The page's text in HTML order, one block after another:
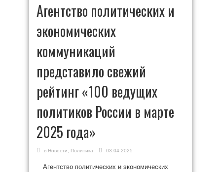
Агентство политических и
экономических
коммуникаций
представило свежий
рейтинг «100 ведущих
политиков России в марте
2025 года»
в Новости Политика 03.04.2025
Агентство политических и экономических